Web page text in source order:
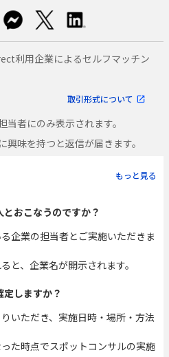
利用企業によるセルフマッチン
取引形式について
者にのみ表示されます。
味を持つと返信が届きます。
もっと見る
おこなうのですか？
企業の担当者とご実施いただきま
と、企業名が開示されます。
しますか？
いただき、実施日時・場所・方法
た時点でスポットコンサルの実施